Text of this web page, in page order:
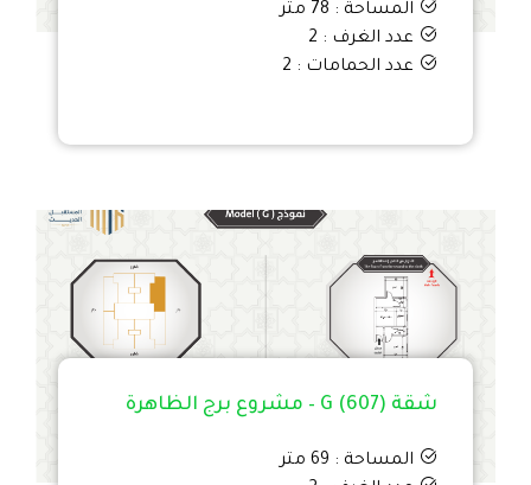
المساحة : 78 متر
عدد الغرف : 2
عدد الحمامات : 2
شقة G (607) – مشروع برج الظاهرة
المساحة : 69 متر